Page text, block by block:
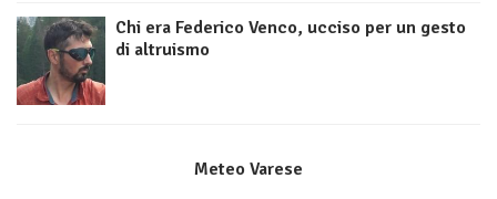
Chi era Federico Venco, ucciso per un gesto
di altruismo
Meteo Varese